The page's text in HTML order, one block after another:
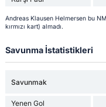
Andreas Klausen Helmersen bu
kırmızı kart) almadı.
Savunma İstatistikleri
Savunmak
Yenen Gol